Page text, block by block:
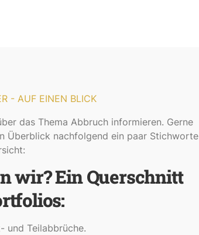
- AUF EINEN BLICK
das Thema Abbruch informieren. Gerne
Überblick nachfolgend ein paar Stichworte
wir? Ein Querschnitt
und Teilabbrüche.